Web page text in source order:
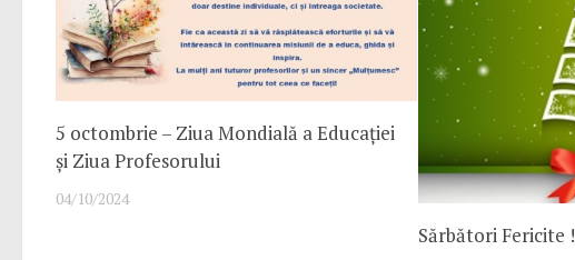
5 octombrie – Ziua Mondială a Educației
și Ziua Profesorului
04/10/2024
Sărbători Fericite !